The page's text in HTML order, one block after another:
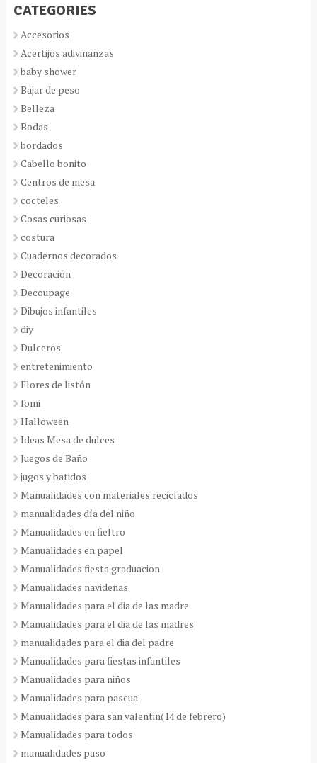
CATEGORIES
Accesorios
Acertijos adivinanzas
baby shower
Bajar de peso
Belleza
Bodas
bordados
Cabello bonito
Centros de mesa
cocteles
Cosas curiosas
costura
Cuadernos decorados
Decoración
Decoupage
Dibujos infantiles
diy
Dulceros
entretenimiento
Flores de listón
fomi
Halloween
Ideas Mesa de dulces
Juegos de Baño
jugos y batidos
Manualidades con materiales reciclados
manualidades día del niño
Manualidades en fieltro
Manualidades en papel
Manualidades fiesta graduacion
Manualidades navideñas
Manualidades para el dia de las madre
Manualidades para el dia de las madres
manualidades para el dia del padre
Manualidades para fiestas infantiles
Manualidades para niños
Manualidades para pascua
Manualidades para san valentin(14 de febrero)
Manualidades para todos
manualidades paso